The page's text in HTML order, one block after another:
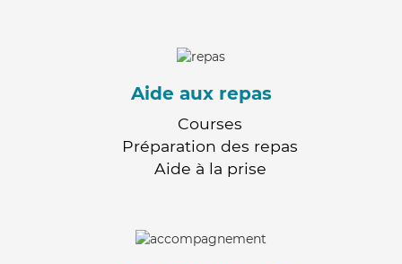
Aide aux repas
Courses
Préparation des repas
Aide à la prise